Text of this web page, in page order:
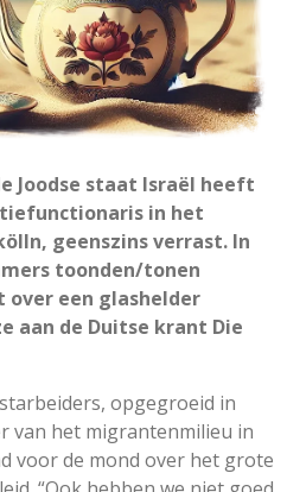
Joodse staat Israël heeft
in het
ölln, geenszins verrast. In
toonden/tonen
over een glashelder
aan de Duitse krant Die
opgegroeid in
van het migrantenmilieu in
voor de mond over het grote